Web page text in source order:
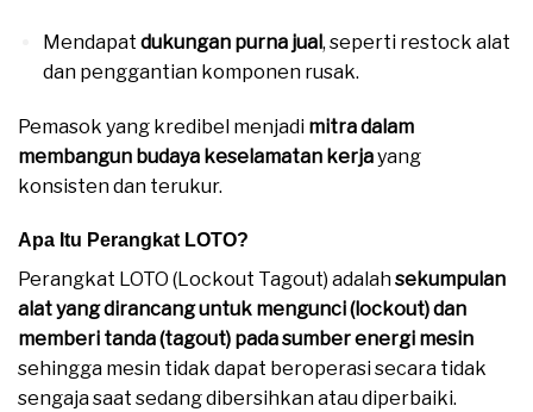
Mendapat dukungan purna jual, seperti restock alat
dan penggantian komponen rusak.
Pemasok yang kredibel menjadi mitra dalam
membangun budaya keselamatan kerjayang
konsisten dan terukur.
Apa Itu Perangkat LOTO?
Perangkat LOTO (Lockout Tagout) adalahsekumpulan
alat yang dirancang untuk mengunci (lockout) dan
memberi tanda (tagout) pada sumber energi mesin
sehingga mesin tidak dapat beroperasi secara tidak
sengaja saat sedang dibersihkan atau diperbaiki.